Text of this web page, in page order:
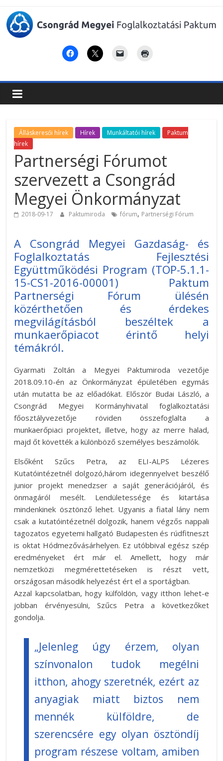
Csongrád
Megyei
Foglalkoztatási
Paktum
Álláskeresői hírek Hírek Munkáltatói hírek
Paktum
hírek
Partnerségi Fórumot
szervezett a Csongrád
Megyei Önkormányzat
2018-09-17 Paktumiroda fórum, Partnerségi Fórum
A Csongrád Megyei Gazdaság- és
Foglalkoztatás Fejlesztési
Együttműködési Program (TOP-5.1.1-
15-CS1-2016-00001) Paktum
Partnerségi Fórum ülésén
közérthetően és érdekes
megvilágításból beszéltek a
munkaerőpiacot érintő helyi
témákról.
Gyarmati Zoltán a Megyei Paktumiroda vezetője
2018.09.10-én az Önkormányzat épületében egymás
után mutatta be az előadókat. Először Budai László, a
Csongrád Megyei Kormányhivatal foglalkoztatási
főosztályvezetője röviden összefoglalta a
munkaerőpiaci projektet, illetve, hogy az merre halad,
majd őt követték a különböző személyes beszámolók.
Elsőként Szűcs Petra, az ELI-ALPS Lézeres
Kutatóintézetnél dolgozó,három idegennyelvet beszélő
junior projekt menedzser a saját generációjáról, és
önmagáról mesélt. Lendületessége és kitartása
mindenkinek ösztönző lehet. Ugyanis a fiatal lány nem
csak a kutatóintézetnél dolgozik, hanem végzős nappali
tagozatos egyetemi hallgató Budapesten és rúdfitneszt
is oktat Hódmezővásárhelyen. Ez utóbbival egész szép
eredményeket ért már el. Amellett, hogy már
nemzetközi megmérettetéseken is részt vett,
országosan második helyezést ért el a sportágban.
Azzal kapcsolatban, hogy külföldön, vagy itthon lehet-e
jobban érvényesülni, Szűcs Petra a következőket
gondolja.
„Jelenleg úgy érzem, olyan
színvonalon tudok megélni
itthon, ahogy szeretnék, ezért az
anyagiak miatt biztos nem
mennék külföldre, de
szerencsére egy olyan ösztöndíj
program részese voltam, amiben